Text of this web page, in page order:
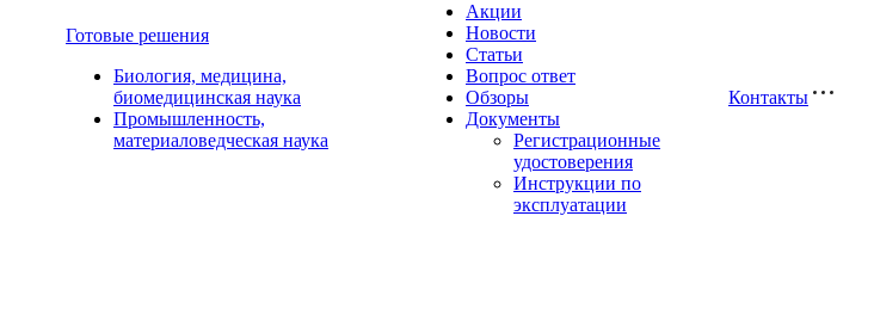
Готовые решения
Биология, медицина,
биомедицинская наука
Промышленность,
материаловедческая наука
Акции
Новости
Статьи
Вопрос ответ
Обзоры
Документы
Регистрационные
удостоверения
Инструкции по
эксплуатации
Контакты